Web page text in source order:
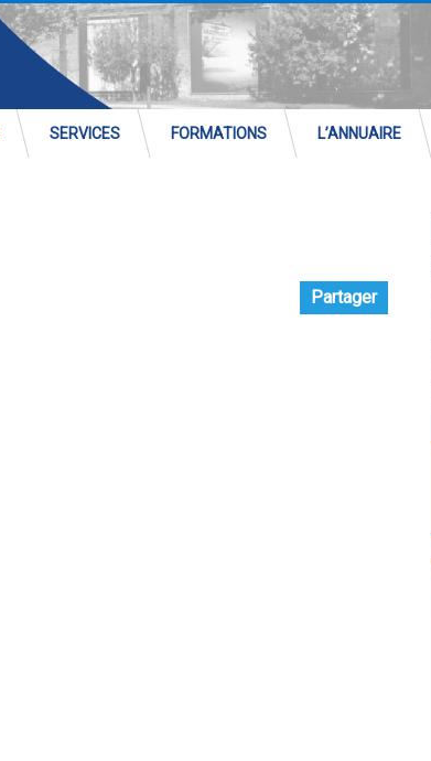
SERVICES FORMATIONS L’ANNUAIRE
Partager